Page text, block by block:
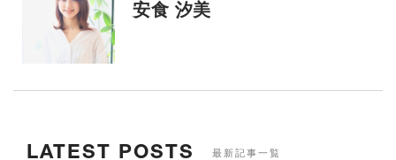
安食 汐美
LATEST POSTS 最新記事一覧